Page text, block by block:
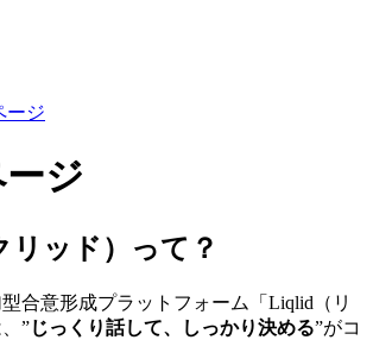
ージ
ジ
ッド）って？
合意形成プラットフォーム「Liqlid（リ
”じっくり話して、しっかり決める”がコ